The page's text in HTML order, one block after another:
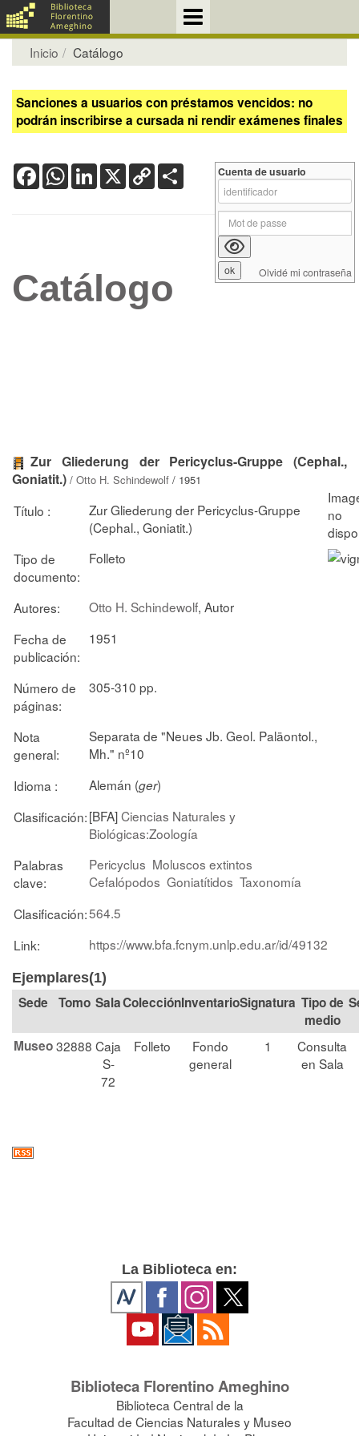
Inicio Catálogo
Sanciones a usuarios con préstamos vencidos: no
podrán inscribirse a cursada ni rendir exámenes finales
FacebookWhatsApp
LinkedIn
X Copy
Link
Catálogo
Zur Gliederung der Pericyclus-Gruppe (Cephal.,
Goniatit.) / Otto H. Schindewolf / 1951
Título :
Zur Gliederung der Pericyclus-Gruppe
(Cephal., Goniatit.)
Tipo de
documento:
Folleto
Autores: Otto H. Schindewolf, Autor
Fecha de
publicación:
1951
Número de
páginas:
305-310 pp.
Nota
general:
Separata de "Neues Jb. Geol. Paläontol.,
Mh." nº10
Idioma :
Alemán (ger)
Clasificación:[BFA]Ciencias Naturales y
Biológicas:Zoología
Palabras
clave:
Pericyclus Moluscos extintos
Cefalópodos Goniatítidos Taxonomía
Clasificación:564.5
Link:
https://www.bfa.fcnym.unlp.edu.ar/id/49132
Ejemplares(1)
Tomo SalaColección Signatura Tipo de
medio
Museo32888 Caja
S-
72
Folleto
Fondo
general
1
Consulta
en Sala
Cuenta de usuario
Olvidé mi contraseña
La Biblioteca en:
Biblioteca Florentino Ameghino
Biblioteca Central de la
Facultad de Ciencias Naturales y Museo